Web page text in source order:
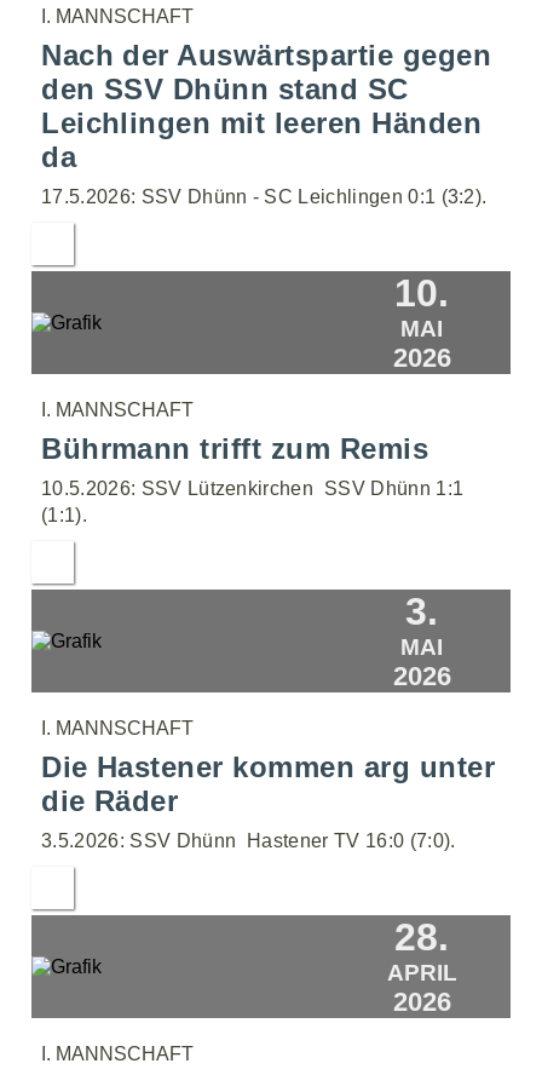
I. MANNSCHAFT
Nach der Auswärtspartie gegen
den SSV Dhünn stand SC
Leichlingen mit leeren Händen
da
17.5.2026: SSV Dhünn - SC Leichlingen 0:1 (3:2).
10.
MAI
2026
I. MANNSCHAFT
Bührmann trifft zum Remis
10.5.2026: SSV Lützenkirchen  SSV Dhünn 1:1
(1:1).
3.
MAI
2026
I. MANNSCHAFT
Die Hastener kommen arg unter
die Räder
3.5.2026: SSV Dhünn  Hastener TV 16:0 (7:0).
28.
APRIL
2026
I. MANNSCHAFT